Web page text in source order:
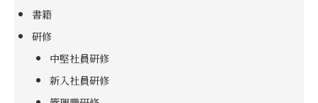
書籍
研修
中堅社員研修
新入社員研修